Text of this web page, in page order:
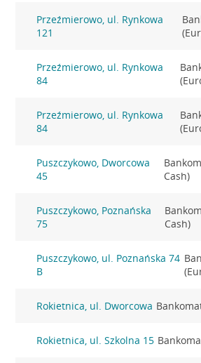
Przeźmierowo, ul. Rynkowa
121
Przeźmierowo, ul. Rynkowa
84
Przeźmierowo, ul. Rynkowa
84
Puszczykowo, Dworcowa
45
Cash)
Puszczykowo, Poznańska
75
Cash)
Puszczykowo, ul. Poznańska 74
B
Rokietnica, ul. Dworcowa
Rokietnica, ul. Szkolna 15